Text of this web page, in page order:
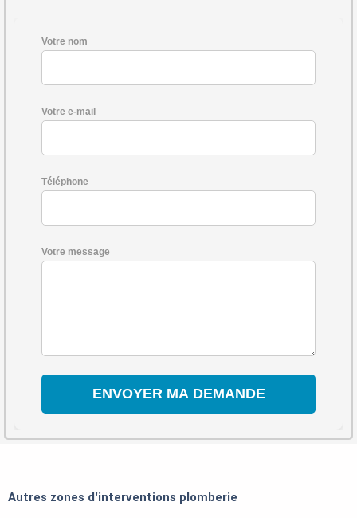
Votre nom
Votre e-mail
Téléphone
Votre message
Autres zones d'interventions plomberie